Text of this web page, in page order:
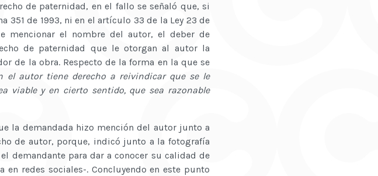
de paternidad, en el fallo se señaló que, si
de 1993, ni en el artículo 33 de la Ley 23 de
mencionar el nombre del autor, el deber de
de paternidad que le otorgan al autor la
de la obra. Respecto de la forma en la que se
el autor tiene derecho a reivindicar que se le
viable y en cierto sentido, que sea razonable
la demandada hizo mención del autor junto a
de autor, porque, indicó junto a la fotografía
demandante para dar a conocer su calidad de
redes sociales-. Concluyendo en este punto